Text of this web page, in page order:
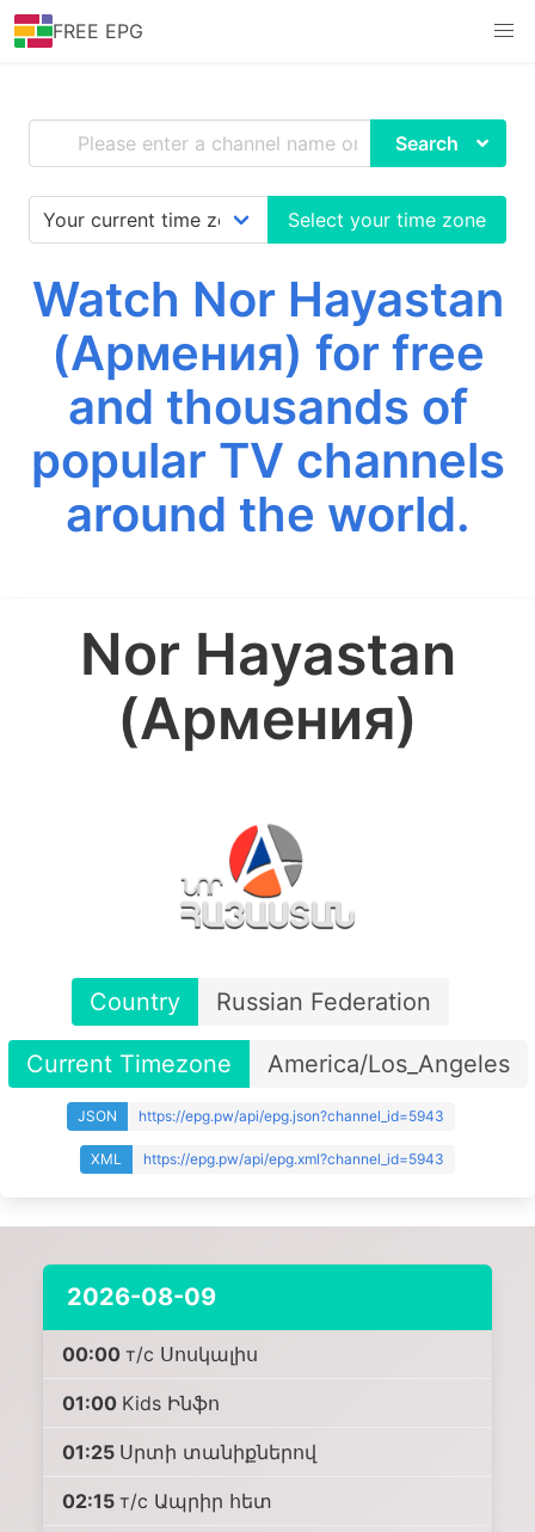
FREE EPG
Search
Select your time zone
Watch Nor Hayastan
(Армения) for free
and thousands of
popular TV channels
around the world.
Nor Hayastan
(Армения)
Country Russian Federation
Current Timezone America/Los_Angeles
JSON https://epg.pw/api/epg.json?channel_id=5943
XML https://epg.pw/api/epg.xml?channel_id=5943
2026-08-09
00:00 т/с Սոսկալիս
01:00 Kids Ինֆո
01:25 Սրտի տանիքներով
02:15 т/с Ապրիր հետ